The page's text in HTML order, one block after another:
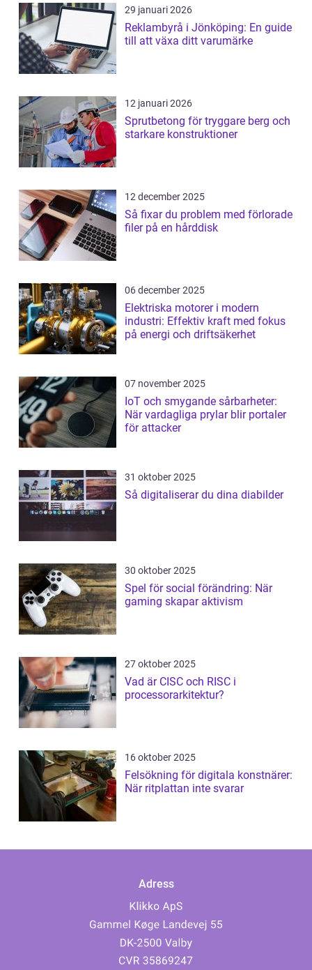
29 januari 2026
Reklambyrå i Jönköping: En guide
till att växa ditt varumärke
12 januari 2026
Sprutbetong för tryggare berg och
starkare konstruktioner
12 december 2025
Så fixar du problem med förlorade
filer på en hårddisk
06 december 2025
Elektriska motorer i modern
industri: Effektiv kraft med fokus
på energi och driftsäkerhet
07 november 2025
IoT och smygande sårbarheter:
När vardagliga prylar blir portaler
för attacker
31 oktober 2025
Så digitaliserar du dina diabilder
30 oktober 2025
Spel för social förändring: När
gaming skapar aktivism
27 oktober 2025
Vad är CISC och RISC i
processorarkitektur?
16 oktober 2025
Felsökning för digitala konstnärer:
När ritplattan inte svarar
Adress